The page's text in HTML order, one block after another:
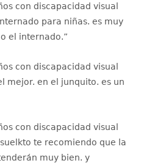
con discapacidad visual
para niñas. es muy
el internado.”
con discapacidad visual
mejor. en el junquito. es un
con discapacidad visual
te recomiendo que la
muy bien. y